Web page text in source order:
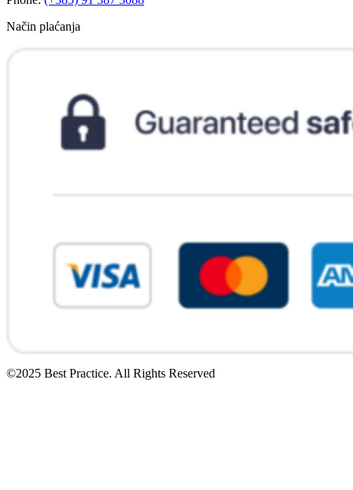
Način plaćanja
©2025 Best Practice. All Rights Reserved